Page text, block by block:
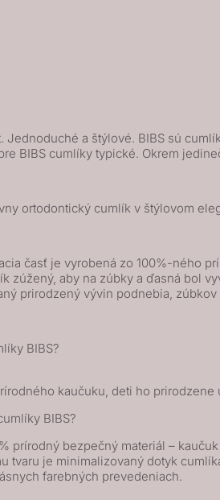
Jednoduché a štýlové. BIBS sú
BIBS cumlíky typické. Okrem
ortodontický cumlík v štýlovom
časť je vyrobená zo 100%-ného
zúžený, aby na zúbky a ďasná bol
prirodzený vývin podnebia,
BIBS?
kaučuku, deti ho
BIBS?
prírodný bezpečný materiál –
tvaru je minimalizovaný dotyk
farebných prevedeniach.